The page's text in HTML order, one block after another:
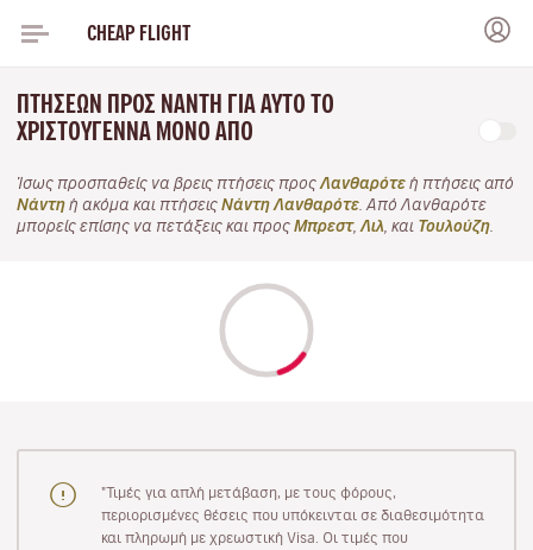
CHEAP FLIGHT
ΠΤΉΣΕΩΝ ΠΡΟΣ ΝΆΝΤΗ ΓΙΑ ΑΥΤΌ ΤΟ
ΧΡΙΣΤΟΎΓΕΝΝΑ ΜΌΝΟ ΑΠΌ
Ίσως προσπαθείς να βρεις πτήσεις προς Λανθαρότε ή πτήσεις από
Νάντη ή ακόμα και πτήσεις Νάντη Λανθαρότε . Από Λανθαρότε
μπορείς επίσης να πετάξεις και προς Μπρεστ, Λιλ , και Τουλούζη
"Τιμές για απλή μετάβαση, με τους φόρους,
περιορισμένες θέσεις που υπόκεινται σε διαθεσιμότητα
και πληρωμή με χρεωστική Visa. Οι τιμές που